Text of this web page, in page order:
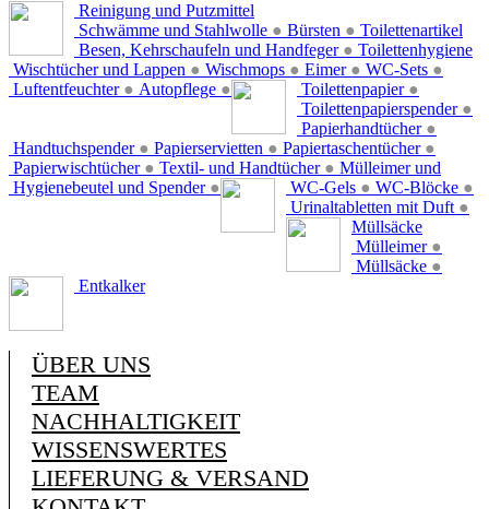
Reinigung und Putzmittel
Schwämme und Stahlwolle ● Bürsten ●
Besen, Kehrschaufeln und Handfeger ●
Wischtücher und Lappen ● Wischmops ● Eimer ● WC-Sets ●
Luftentfeuchter ● Autopflege ●
Toilettenartikel
Toilettenpapier ●
Toilettenpapierspender ●
Papierhandtücher ●
Handtuchspender ● Papierservietten ● Papiertaschentücher ●
Papierwischtücher ● Textil- und Handtücher ●
Hygienebeutel und Spender ●
Toilettenhygiene
WC-Gels ● WC-Blöcke ●
Urinaltabletten mit Duft ●
Mülleimer und
Müllsäcke
Mülleimer ●
Müllsäcke ●
Entkalker
ÜBER UNS
TEAM
NACHHALTIGKEIT
WISSENSWERTES
LIEFERUNG & VERSAND